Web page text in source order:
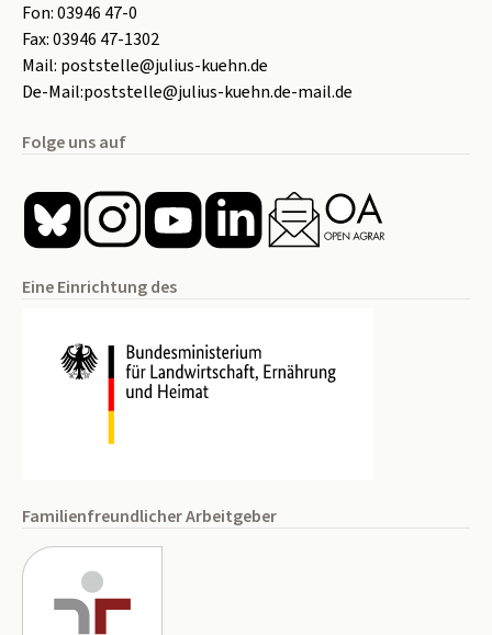
Fon:03946 47-0
Fax:03946 47-1302
Mail: poststelle@julius-kuehn.de
De-Mail:poststelle@julius-kuehn.de-mail.de
Folge uns auf
Eine Einrichtung des
Familienfreundlicher Arbeitgeber